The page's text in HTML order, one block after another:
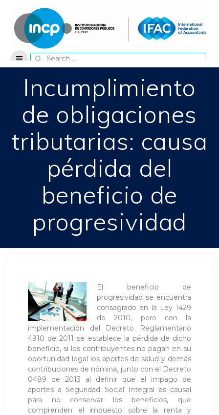
content
Search
for:
Incumplimiento
de obligaciones
tributarias: causa
pérdida del
beneficio de
progresividad
El beneficio de
progresividad se encuentra
consagrado en la Ley 1429
de 2010, pero con la
implementación del Decreto Reglamentario
4910 de 2011 se establece la pérdida de dicho
beneficio, si los contribuyentes no pagan en su
oportunidad legal los aportes de salud y demás
contribuciones de nómina, junto con el Decreto
0489 de 2013 al definir que el impago de
aportes a Seguridad Social Integral es causal
para no conservar los beneficios, que
comprenden el impuesto sobre la renta y